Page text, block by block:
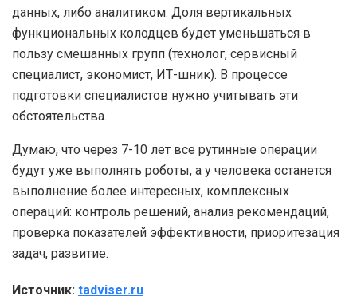
данных, либо аналитиком. Доля вертикальных
функциональных колодцев будет уменьшаться в
пользу смешанных групп (технолог, сервисный
специалист, экономист, ИТ-шник). В процессе
подготовки специалистов нужно учитывать эти
обстоятельства.
Думаю, что через 7-10 лет все рутинные операции
будут уже выполнять роботы, а у человека останется
выполнение более интересных, комплексных
операций: контроль решений, анализ рекомендаций,
проверка показателей эффективности, приоритезация
задач, развитие.
Источник: tadviser.ru